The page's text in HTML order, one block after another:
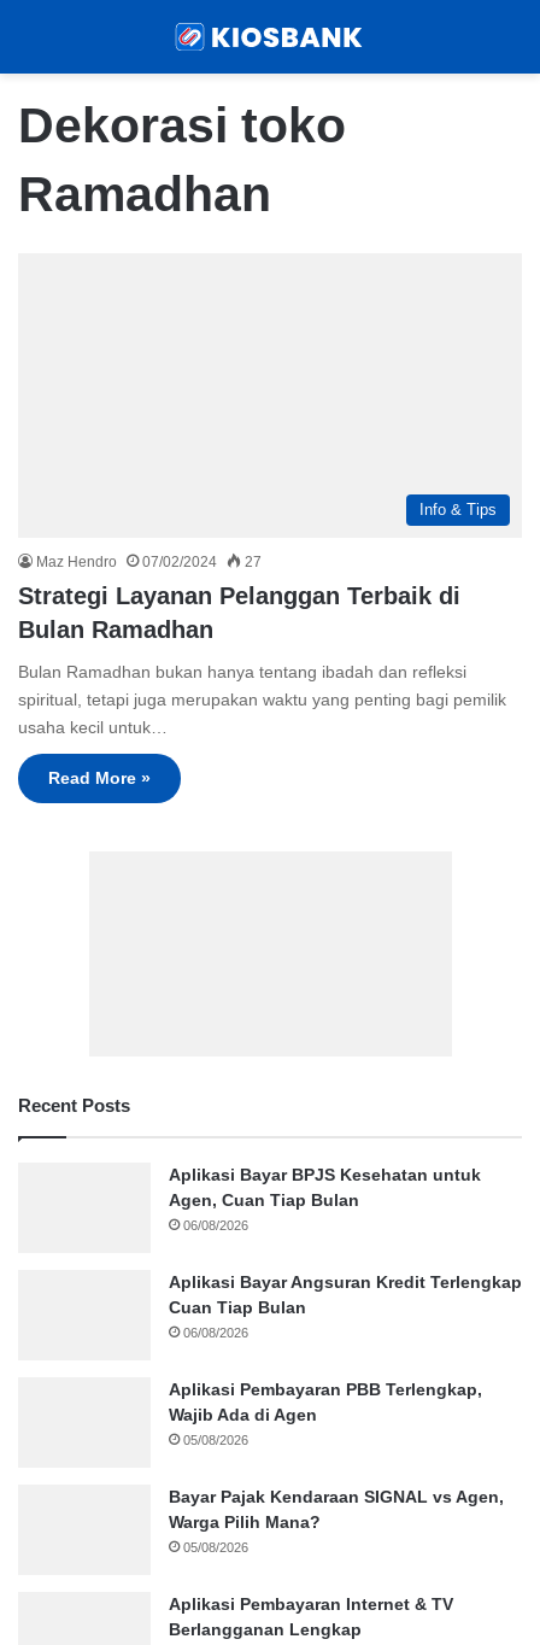
Dekorasi toko
Ramadhan
Info & Tips
Maz Hendro 07/02/2024 27
Strategi Layanan Pelanggan Terbaik di
Bulan Ramadhan
Bulan Ramadhan bukan hanya tentang ibadah dan refleksi
spiritual, tetapi juga merupakan waktu yang penting bagi pemilik
usaha kecil untuk…
Read More »
Recent Posts
Aplikasi Bayar BPJS Kesehatan untuk
Agen, Cuan Tiap Bulan
06/08/2026
Aplikasi Bayar Angsuran Kredit Terlengkap
Cuan Tiap Bulan
06/08/2026
Aplikasi Pembayaran PBB Terlengkap,
Wajib Ada di Agen
05/08/2026
Bayar Pajak Kendaraan SIGNAL vs Agen,
Warga Pilih Mana?
05/08/2026
Aplikasi Pembayaran Internet & TV
Berlangganan Lengkap